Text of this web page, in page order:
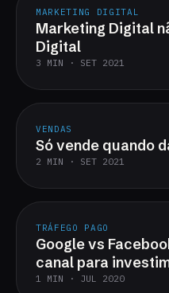
MARKETING DIGITAL
Marketing Digital
Digital
3 MIN · SET 2021
VENDAS
Só vende quando
2 MIN · SET 2021
TRÁFEGO PAGO
Google vs
canal para
1 MIN · JUL 2020